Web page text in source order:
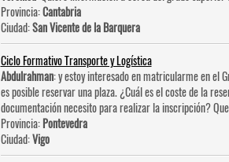
Provincia:Cantabria
Ciudad:San Vicente de la Barquera
Ciclo Formativo Transporte y Logística
Abdulrahman: y estoy interesado en matricularme en el
es posible reservar una plaza. ¿Cuál es el coste de la
documentación necesito para realizar la inscripción?
Provincia:Pontevedra
Ciudad:Vigo